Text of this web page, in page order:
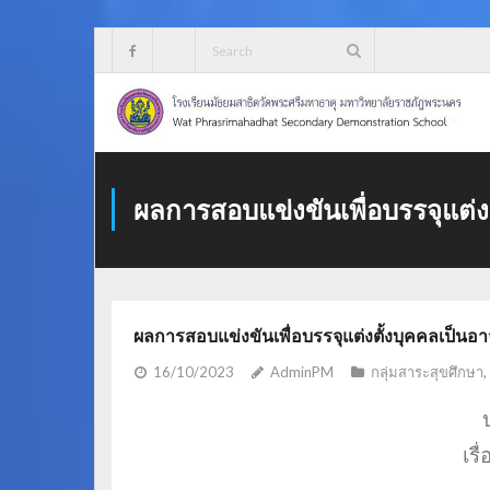
content
ผลการสอบแข่งขันเพื่อบรรจุแต่
ผลการสอบแข่งขันเพื่อบรรจุแต่งตั้งบุคคลเป็นอ
16/10/2023 AdminPM กลุ่มสาระสุขศึกษา,
เ